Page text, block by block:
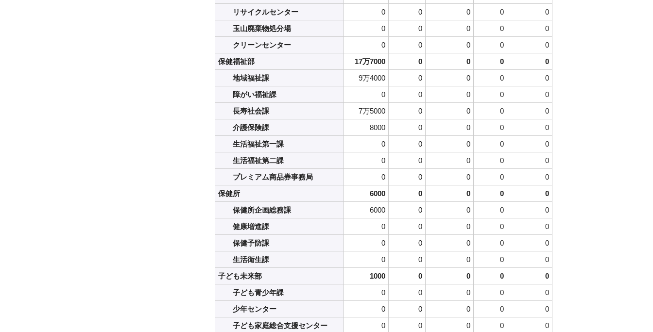
リサイクルセンター
0 0 0 0
0
玉山廃棄物処分場
0 0 0 0
0
クリーンセンター
0 0 0 0
0
保健福祉部
17万7000 0 0 0
0
地域福祉課
9万4000 0 0 0
0
障がい福祉課
0 0 0 0
0
長寿社会課
7万5000 0 0 0
0
介護保険課
8000 0 0 0
0
生活福祉第一課
0 0 0 0
0
生活福祉第二課
0 0 0 0
0
プレミアム商品券事務局
0 0 0 0
0
保健所
6000 0 0 0
0
保健所企画総務課
6000 0 0 0
0
健康増進課
0 0 0 0
0
保健予防課
0 0 0 0
0
生活衛生課
0 0 0 0
0
子ども未来部
1000 0 0 0
0
子ども青少年課
0 0 0 0
0
少年センター
0 0 0 0
0
子ども家庭総合支援センター
0 0 0 0
0